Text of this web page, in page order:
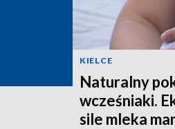
KIELCE
Naturalny
wcześniaki.
sile mleka